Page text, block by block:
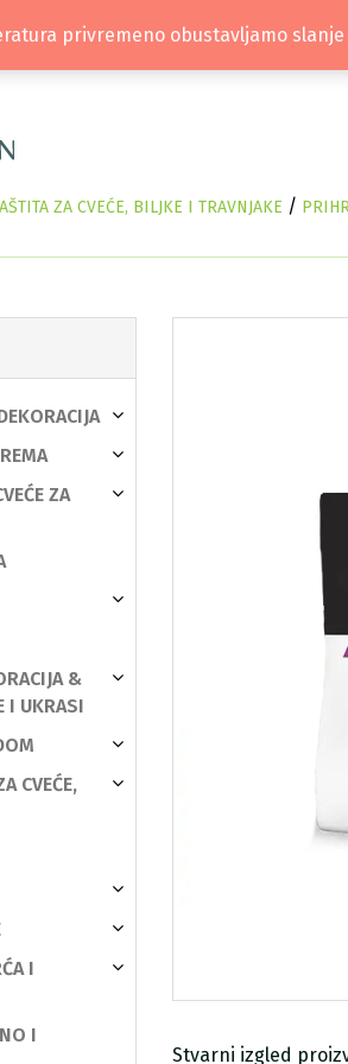
ZA CVEĆE, BILJKE I TRAVNJAKE /
ZA
&
I UKRASI
CVEĆE,
I
I
Stvarni izgled
privremeno obustavljamo